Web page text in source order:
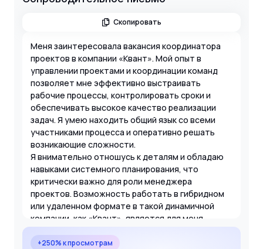
Скопировать
Меня заинтересовала вакансия координатора
проектов в компании «Квант». Мой опыт в
управлении проектами и координации команд
позволяет мне эффективно выстраивать
рабочие процессы, контролировать сроки и
обеспечивать высокое качество реализации
задач. Я умею находить общий язык со всеми
участниками процесса и оперативно решать
возникающие сложности.
Я внимательно отношусь к деталям и обладаю
навыками системного планирования, что
критически важно для роли менеджера
проектов. Возможность работать в гибридном
или удаленном формате в такой динамичной
компании, как «Квант», является для меня
отличной возможностью применить свои знания
и внести вклад в развитие ваших продуктов.
+250% к просмотрам